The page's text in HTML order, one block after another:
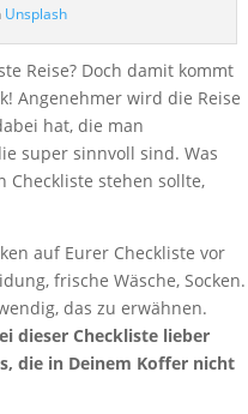
Unsplash
Reise? Doch damit kommt
Angenehmer wird die Reise
hat, die man
super sinnvoll sind. Was
Checkliste stehen sollte,
auf Eurer Checkliste vor
frische Wäsche, Socken.
das zu erwähnen.
dieser Checkliste lieber
die in Deinem Koffer nicht